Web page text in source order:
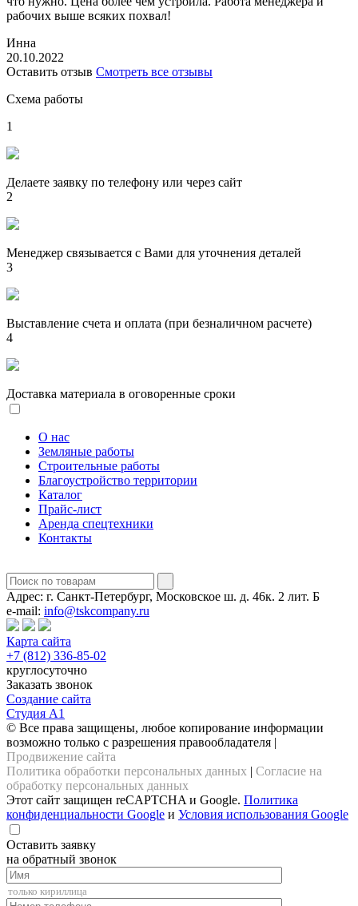
рабочих выше всяких похвал!
Инна
20.10.2022
Оставить отзыв Смотреть все отзывы
Схема работы
1
Делаете заявку по телефону или через сайт
2
Менеджер связывается с Вами для уточнения деталей
3
Выставление счета и оплата (при безналичном расчете)
4
Доставка материала в оговоренные сроки
О нас
Земляные работы
Строительные работы
Благоустройство территории
Каталог
Прайс-лист
Аренда спецтехники
Контакты
Адрес: г. Санкт-Петербург, Московское ш. д. 46к. 2 лит. Б
e-mail: info@tskcompany.ru
Карта сайта
+7 (812) 336-85-02
круглосуточно
Заказать звонок
Создание сайта
Студия А1
© Все права защищены, любое копирование информации
возможно только с разрешения правообладателя |
Продвижение сайта
Политика обработки персональных данных | Согласие на
обработку персональных данных
Этот сайт защищен reCAPTCHA и Google. Политика
конфиденциальности Google и Условия использования Google
Оставить заявку
на обратный звонок